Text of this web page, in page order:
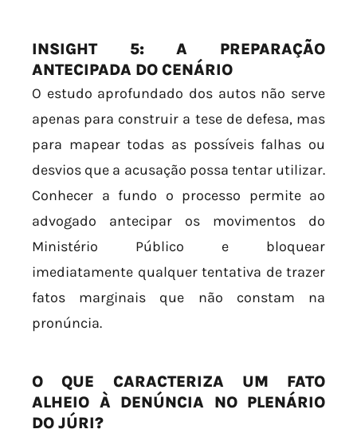
INSIGHT 5: A PREPARAÇÃO
ANTECIPADA DO CENÁRIO
O estudo aprofundado dos autos não serve
apenas para construir a tese de defesa, mas
para mapear todas as possíveis falhas ou
desvios que a acusação possa tentar utilizar.
Conhecer a fundo o processo permite ao
advogado antecipar os movimentos do
Ministério Público e bloquear
imediatamente qualquer tentativa de trazer
fatos marginais que não constam na
pronúncia.
O QUE CARACTERIZA UM FATO
ALHEIO À DENÚNCIA NO PLENÁRIO
DO JÚRI?